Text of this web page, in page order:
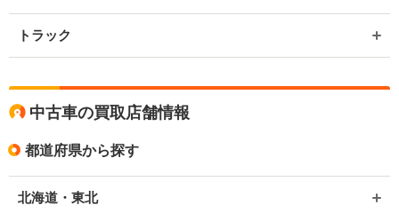
トラック
中古車の買取店舗情報
都道府県から探す
北海道・東北